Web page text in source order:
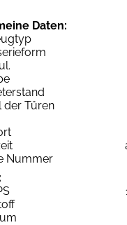
Daten:
der Türen
Nummer